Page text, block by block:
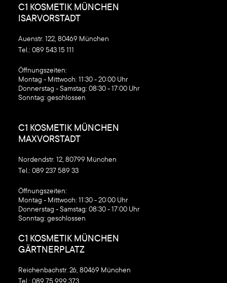
C1 KOSMETIK MÜNCHEN
ISARVORSTADT
Auenstr. 122, 80469 München
Tel.: 089 543 15 111
‍Öffnungszeiten:
Montag - Mittwoch: 11:30 - 20:00 Uhr
Donnerstag - Samstag: 08:30 - 17:00 Uhr
Sonntag: geschlossen
C1 KOSMETIK MÜNCHEN
MAXVORSTADT
Nordendstr. 12, 80799 München
Tel.: 089 237 589 33
‍Öffnungszeiten:
Montag - Mittwoch: 11:30 - 20:00 Uhr
Donnerstag - Samstag: 08:30 - 17:00 Uhr
Sonntag: geschlossen
C1 KOSMETIK MÜNCHEN
GÄRTNERPLATZ
Reichenbachstr. 26, 80469 München
Tel.: 089 75 999 373